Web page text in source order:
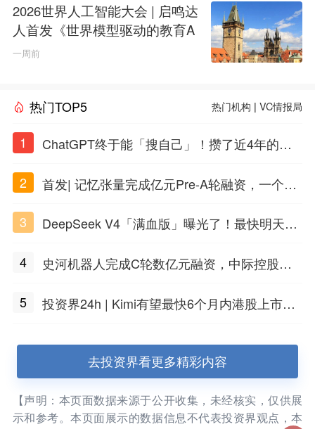
2026世界人工智能大会 | 启鸣达
人首发《世界模型驱动的教育A
GI白皮书》
一周前
热门TOP5 热门机构 |VC情报局
1
ChatGPT终于能「搜自己」！攒了近4年的对
2
首发| 记忆张量完成亿元Pre-A轮融资，一个上
3
DeepSeek V4「满血版」曝光了！最快明天发
4
史河机器人完成C轮数亿元融资，中际控股领
5
投资界24h | Kimi有望最快6个月内港股上市；
去投资界看更多精彩内容
【声明：本页面数据来源于公开收集，未经核实，仅供展
示和参考。本页面展示的数据信息不代表投资界观点，本